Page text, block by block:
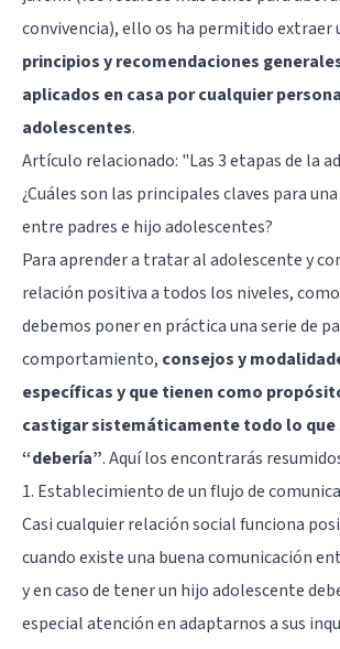
convivencia), ello os ha permitido extraer
principios y recomendaciones
aplicados en casa por cualquier
adolescentes.
Artículo relacionado: "Las 3 etapas de la
¿Cuáles son las principales claves para
entre padres e hijo adolescentes?
Para aprender a tratar al adolescente y
relación positiva a todos los niveles,
debemos poner en práctica una serie de
comportamiento, consejos y
específicas y que tienen como
castigar sistemáticamente todo lo que
“debería”. Aquí los encontrarás
1. Establecimiento de un flujo de
Casi cualquier relación social funciona
cuando existe una buena comunicación
y en caso de tener un hijo adolescente
especial atención en adaptarnos a sus